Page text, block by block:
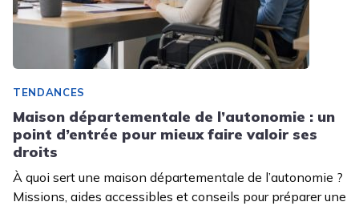
TENDANCES
Maison départementale de l’autonomie : un
point d’entrée pour mieux faire valoir ses
droits
À quoi sert une maison départementale de l’autonomie ?
Missions, aides accessibles et conseils pour préparer une